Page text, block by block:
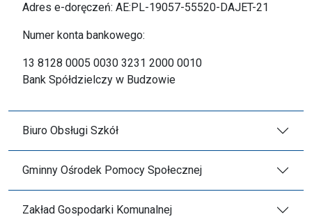
Adres e-doręczeń: AE:PL-19057-55520-DAJET-21
Numer konta bankowego:
13 8128 0005 0030 3231 2000 0010
Bank Spółdzielczy w Budzowie
Biuro Obsługi Szkół
Gminny Ośrodek Pomocy Społecznej
Zakład Gospodarki Komunalnej